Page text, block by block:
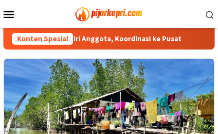
ke
Mobile
Konten SpesialDiri Anggota, Koordinasi ke Pusat